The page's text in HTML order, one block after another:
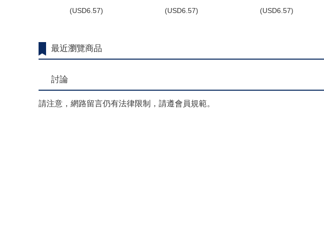
(USD6.57) (USD6.57) (USD6.57)
最近瀏覽商品
討論
請注意，網路留言仍有法律限制，請遵會員規範。